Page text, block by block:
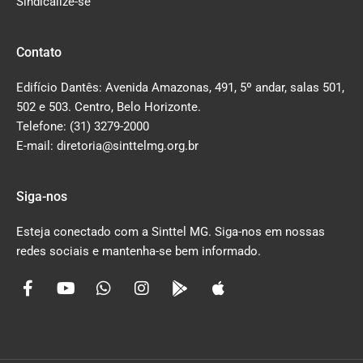
Contato
Edifício Dantês: Avenida Amazonas, 491, 5º andar, salas 501,
502 e 503. Centro, Belo Horizonte.
Telefone: (31) 3279-2000
E-mail: diretoria@sinttelmg.org.br
Siga-nos
Esteja conectado com a Sinttel MG. Siga-nos em nossas
redes sociais e mantenha-se bem informado.